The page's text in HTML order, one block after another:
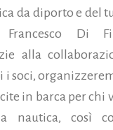
da diporto e del
Di
alla
soci,
in barca per chi
nautica, così